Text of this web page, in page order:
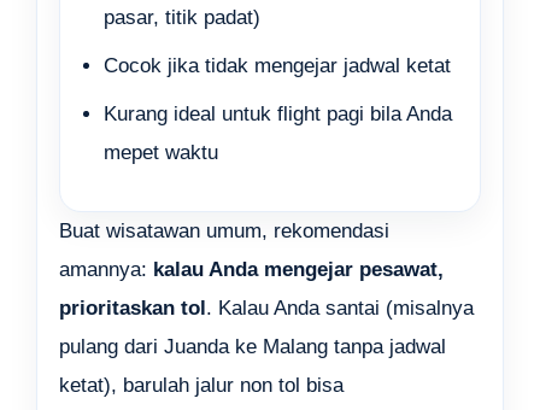
pasar, titik padat)
Cocok jika tidak mengejar jadwal ketat
Kurang ideal untuk flight pagi bila Anda
mepet waktu
Buat wisatawan umum, rekomendasi
amannya: kalau Anda mengejar pesawat,
prioritaskan tol. Kalau Anda santai (misalnya
pulang dari Juanda ke Malang tanpa jadwal
ketat), barulah jalur non tol bisa